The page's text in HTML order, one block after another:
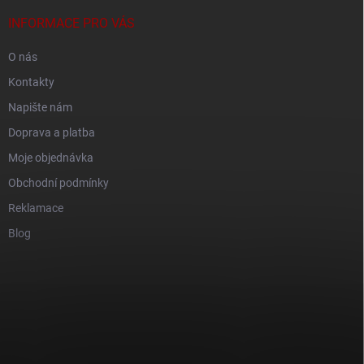
INFORMACE PRO VÁS
O nás
Kontakty
Napište nám
Doprava a platba
Moje objednávka
Obchodní podmínky
Reklamace
Blog